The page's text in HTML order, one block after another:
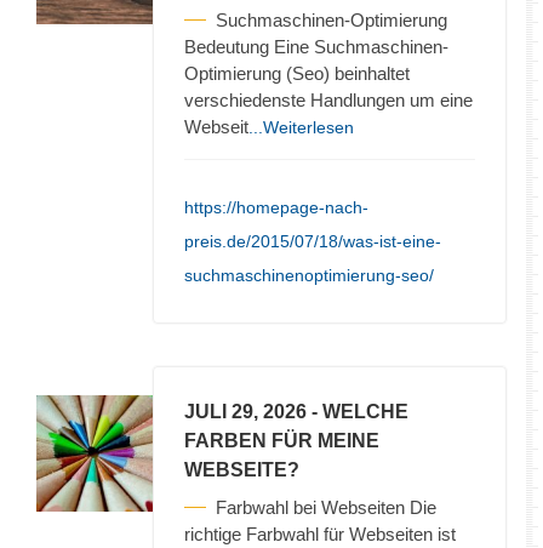
Suchmaschinen-Optimierung
Bedeutung Eine Suchmaschinen-
Optimierung (Seo) beinhaltet
verschiedenste Handlungen um eine
Webseit ...Weiterlesen
https://homepage-nach-
preis.de/2015/07/18/was-ist-eine-
suchmaschinenoptimierung-seo/
JULI 29, 2026 - WELCHE
FARBEN FÜR MEINE
WEBSEITE?
Farbwahl bei Webseiten Die
richtige Farbwahl für Webseiten ist